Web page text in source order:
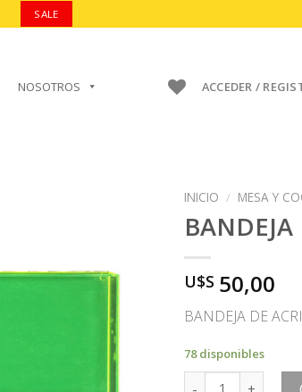
SALE
NOSOTROS ACCEDER /
AÑADIR A
INICIO / MESA Y
BANDEJA
U$S 50,00
BANDEJA DE
78 disponibles
BANDEJA cantidad